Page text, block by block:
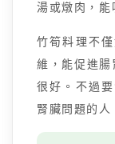
湯或燉肉，能
竹筍料理不
維，能促進腸
很好。不過
腎臟問題的人